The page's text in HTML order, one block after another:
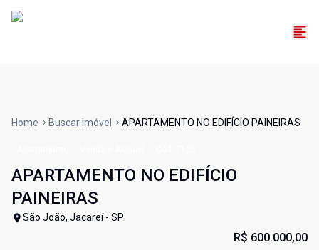
Home Buscar imóvel APARTAMENTO NO EDIFÍCIO PAINEIRAS
APARTAMENTO NO EDIFÍCIO
PAINEIRAS
São João, Jacareí - SP
R$ 600.000,00